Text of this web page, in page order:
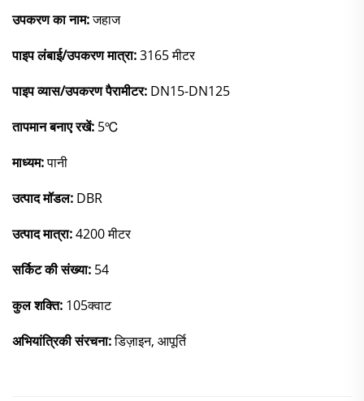
उपकरण का नाम:जहाज
पाइप लंबाई/उपकरण मात्रा:3165 मीटर
पाइप व्यास/उपकरण पैरामीटर: DN15-DN125
तापमान बनाए रखें: 5℃
माध्यम:पानी
उत्पाद मॉडल: DBR
उत्पाद मात्रा:4200 मीटर
सर्किट की संख्या: 54
कुल शक्ति: 105क्वाट
अभियांत्रिकी संरचना:डिज़ाइन, आपूर्ति